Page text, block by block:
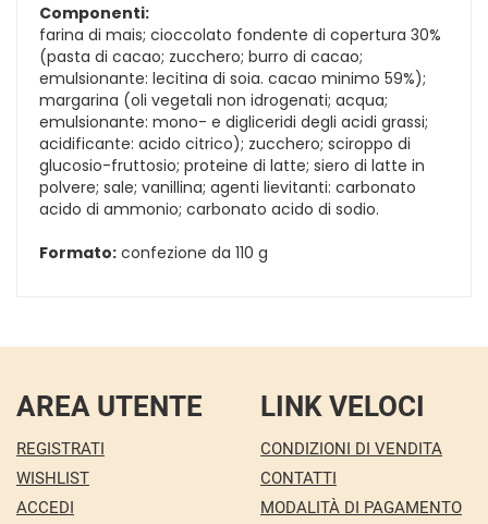
Componenti:
farina di mais; cioccolato fondente di copertura 30%
(pasta di cacao; zucchero; burro di cacao;
emulsionante: lecitina di soia. cacao minimo 59%);
margarina (oli vegetali non idrogenati; acqua;
emulsionante: mono- e digliceridi degli acidi grassi;
acidificante: acido citrico); zucchero; sciroppo di
glucosio-fruttosio; proteine di latte; siero di latte in
polvere; sale; vanillina; agenti lievitanti: carbonato
acido di ammonio; carbonato acido di sodio.
Formato: confezione da 110 g
AREA UTENTE
REGISTRATI
WISHLIST
ACCEDI
LINK VELOCI
CONDIZIONI DI VENDITA
CONTATTI
MODALITÀ DI PAGAMENTO